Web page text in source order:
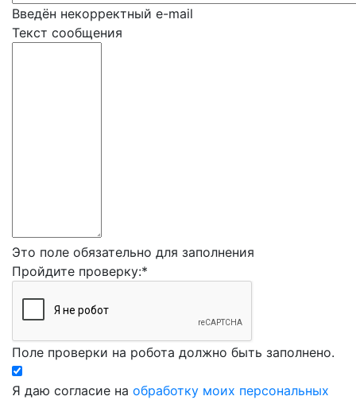
Введён некорректный e-mail
Текст сообщения
Это поле обязательно для заполнения
Пройдите проверку:*
Поле проверки на робота должно быть заполнено.
Я даю согласие на обработку моих персональных